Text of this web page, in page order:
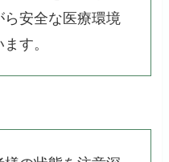
安全な医療環境
す。